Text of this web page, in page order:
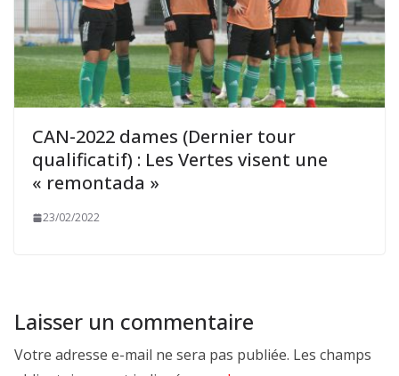
CAN-2022 dames (Dernier tour
qualificatif) : Les Vertes visent une
« remontada »
23/02/2022
Laisser un commentaire
Votre adresse e-mail ne sera pas publiée. Les champs